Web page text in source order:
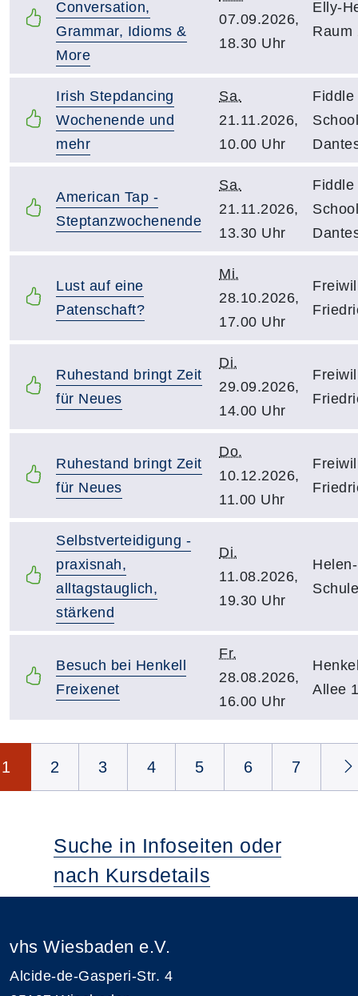
Conversation,
Grammar, Idioms &
More
07.09.2026,
18.30 Uhr
Elly-
Raum
Irish Stepdancing
Wochenende und
mehr
Sa.
21.11.2026,
10.00 Uhr
Fiddle
American Tap -
Steptanzwochenende
Sa.
21.11.2026,
13.30 Uhr
Fiddle
Lust auf eine
Patenschaft?
Mi.
28.10.2026,
17.00 Uhr
Ruhestand bringt Zeit
für Neues
Di.
29.09.2026,
14.00 Uhr
Ruhestand bringt Zeit
für Neues
Do.
10.12.2026,
11.00 Uhr
Selbstverteidigung -
praxisnah,
alltagstauglich,
stärkend
Di.
11.08.2026,
19.30 Uhr
Besuch bei Henkell
Freixenet
Fr.
28.08.2026,
16.00 Uhr
Allee
1 2 3 4 5 6 7
Suche in Infoseiten oder
nach Kursdetails
vhs Wiesbaden e.V.
Alcide-de-Gasperi-Str. 4